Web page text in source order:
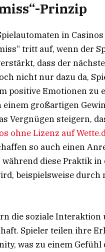
Prinzip
in
tritt auf, wenn der
dass der
nicht nur dazu da,
positive Emotionen zu
einem großartigen
Vergnügen steigern,
ohne Lizenz auf
so auch einen
diese Praktik
beispielsweise
die soziale
Spieler teilen ihre
was zu einem